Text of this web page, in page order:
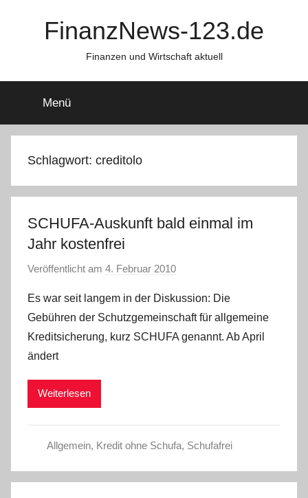
FinanzNews-123.de
Finanzen und Wirtschaft aktuell
Menü
Schlagwort: creditolo
SCHUFA-Auskunft bald einmal im
Jahr kostenfrei
Veröffentlicht am 4. Februar 2010
n
C
h
l
.
Es war seit langem in der Diskussion: Die
Gebühren der Schutzgemeinschaft für allgemeine
Kreditsicherung, kurz SCHUFA genannt. Ab April
ändert
Weiterlesen
Allgemein, Kredit ohne Schufa, Schufafrei